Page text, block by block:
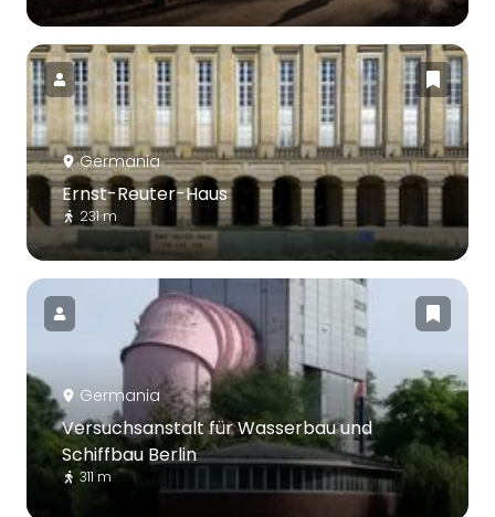
Germania
Ernst-Reuter-Haus
231 m
Germania
Versuchsanstalt für Wasserbau und
Schiffbau Berlin
311 m